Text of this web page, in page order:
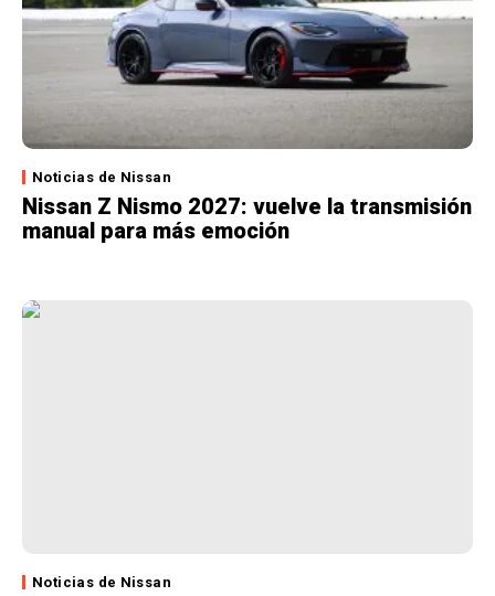
Noticias de Nissan
Nissan Z Nismo 2027: vuelve la transmisión
manual para más emoción
Noticias de Nissan